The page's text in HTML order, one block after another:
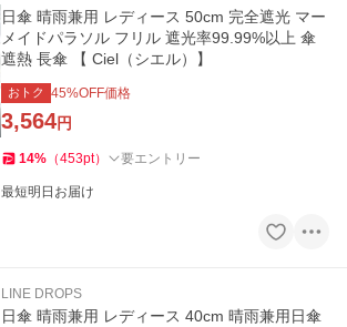
日傘 晴雨兼用 レディース 50cm 完全遮光 マー
メイドパラソル フリル 遮光率99.99%以上 傘
遮熱 長傘 【 Ciel（シエル）】
おトク 45%OFF価格
3,564円
14% （453pt） 要エントリー
最短明日お届け
LINE DROPS
日傘 晴雨兼用 レディース 40cm 晴雨兼用日傘